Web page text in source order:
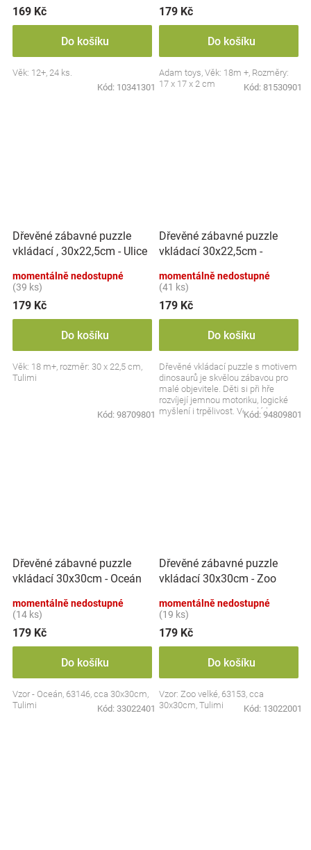
169 Kč
Do košíku
Věk: 12+, 24 ks.
Kód: 10341301
179 Kč
Do košíku
Adam toys, Věk: 18m +, Rozměry:
17 x 17 x 2 cm
Kód: 81530901
Dřevěné zábavné puzzle
vkládací , 30x22,5cm - Ulice
momentálně nedostupné
(39 ks)
179 Kč
Do košíku
Věk: 18 m+, rozměr: 30 x 22,5 cm,
Tulimi
Kód: 98709801
Dřevěné zábavné puzzle
vkládací 30x22,5cm -
momentálně nedostupné
(41 ks)
179 Kč
Do košíku
Dřevěné vkládací puzzle s motivem
dinosaurů je skvělou zábavou pro
malé objevitele. Děti si při hře
rozvíjejí jemnou motoriku, logické
myšlení i trpělivost. Veselé barvy a
Kód: 94809801
Dřevěné zábavné puzzle
vkládací 30x30cm - Oceán
momentálně nedostupné
(14 ks)
179 Kč
Do košíku
Vzor - Oceán, 63146, cca 30x30cm,
Tulimi
Kód: 33022401
Dřevěné zábavné puzzle
vkládací 30x30cm - Zoo
momentálně nedostupné
(19 ks)
179 Kč
Do košíku
Vzor: Zoo velké, 63153, cca
30x30cm, Tulimi
Kód: 13022001